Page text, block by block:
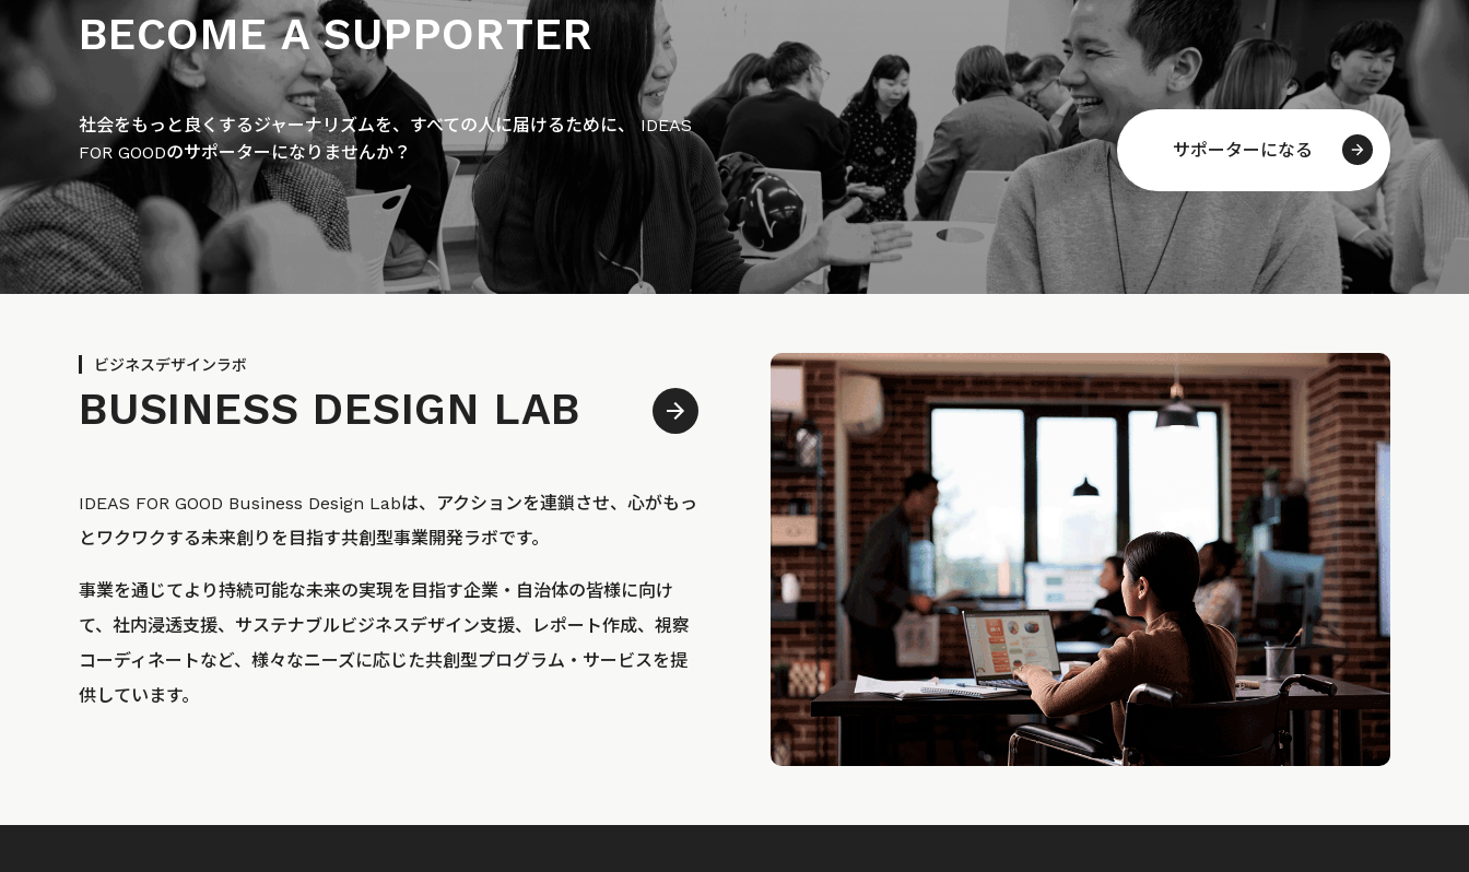
BECOME A SUPPORTER
社会をもっと良くするジャーナリズムを、すべての人に届けるために、 IDEAS
FOR GOODのサポーターになりませんか？
サポーターになる
ビジネスデザインラボ
BUSINESS DESIGN LAB
IDEAS FOR GOOD Business Design Labは、アクションを連鎖させ、心がもっ
とワクワクする未来創りを目指す共創型事業開発ラボです。
事業を通じてより持続可能な未来の実現を目指す企業・自治体の皆様に向け
て、社内浸透支援、サステナブルビジネスデザイン支援、レポート作成、視察
コーディネートなど、様々なニーズに応じた共創型プログラム・サービスを提
供しています。